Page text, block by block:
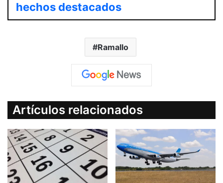
hechos destacados
Ramallo
Artículos relacionados